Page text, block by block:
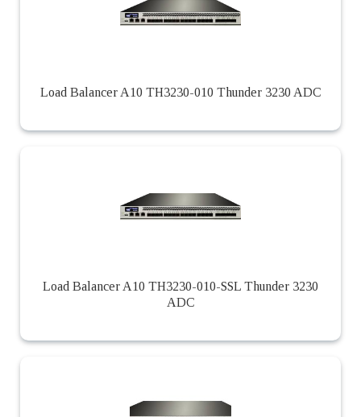
Load Balancer A10 TH3230-010 Thunder 3230 ADC
Load Balancer A10 TH3230-010-SSL Thunder 3230
ADC